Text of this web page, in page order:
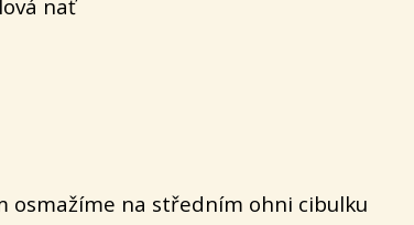
nať
osmažíme na středním ohni cibulku